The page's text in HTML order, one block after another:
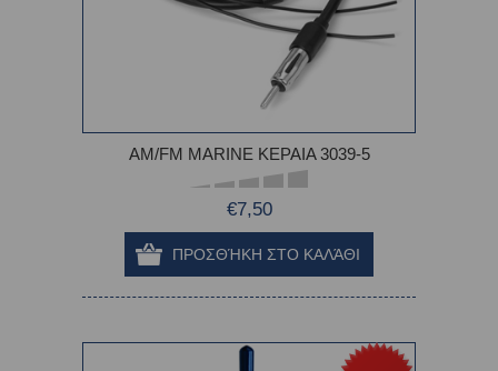
AM/FM MARINE ΚΕΡΑΙΑ 3039-5
€7,50